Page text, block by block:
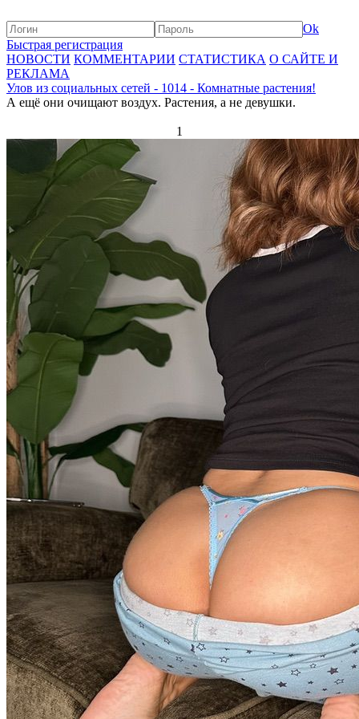
Ok
Быстрая регистрация
НОВОСТИ КОММЕНТАРИИ СТАТИСТИКА О САЙТЕ И
РЕКЛАМА
Улов из социальных сетей - 1014 - Комнатные растения!
А ещё они очищают воздух. Растения, а не девушки.
1